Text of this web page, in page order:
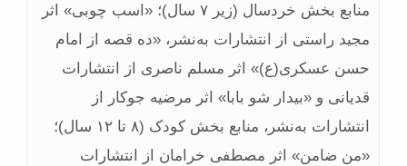
منابع بخش خردسال (زیر ۷ سال)؛ «اسب چوبی» اثر
مجید راستی از انتشارات به‌نشر، «ده قصه از امام
حسن عسکری(ع)» اثر مسلم ناصری از انتشارات
قدیانی و «بیدار شو بابا» اثر مرضیه جوکار از
انتشارات به‌نشر، منابع بخش کودک (۸ تا ۱۲ سال)؛
«من ضامن» اثر مصطفی خرامان از انتشارات